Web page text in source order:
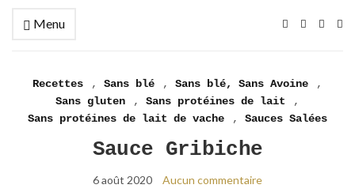
Menu
Recettes , Sans blé , Sans blé, Sans Avoine
,
Sans gluten
, Sans protéines de lait
,
Sans protéines de lait de vache
, Sauces Salées
Sauce Gribiche
6 août 2020 Aucun commentaire